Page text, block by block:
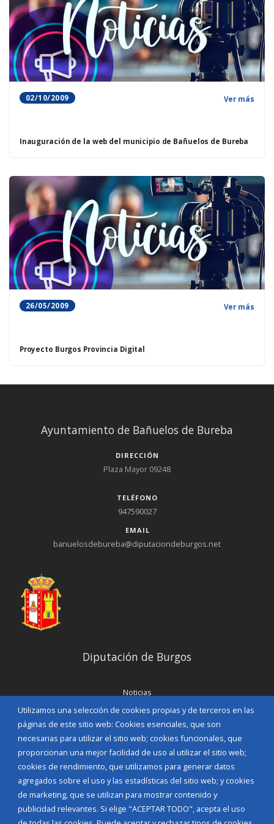
02/10/2009 Ver más
Inauguración de la web del municipio de Bañuelos de Bureba
26/05/2009 Ver más
Proyecto Burgos Provincia Digital
Utilizamos una selección de cookies propias y de terceros en las
páginas de este sitio web: Cookies esenciales, que son
necesarias para utilizar el sitio web; cookies funcionales, que
proporcionan una mejor facilidad de uso al utilizar el sitio web;
cookies de rendimiento, que utilizamos para generar datos
agregados sobre el uso y las estadísticas del sitio web; y cookies
de marketing, que se utilizan para mostrar contenido y
publicidad relevantes. Si elige "ACEPTAR TODO", acepta el uso
Ayuntamiento de Bañuelos de Bureba
DIRECCIÓN
Plaza Mayor 09248
TELÉFONO
947590027
EMAIL
banuelosdebureba@diputaciondeburgos.net
Diputación de Burgos
Noticias
Eventos
Corporación Municipal
Teléfonos de interés
INICIAR SESIÓN
MAPA WEB